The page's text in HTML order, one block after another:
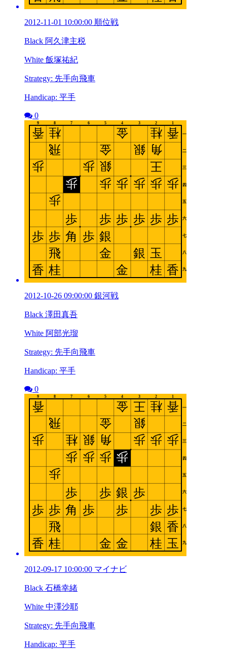
2012-11-01 10:00:00 順位戦
Black 阿久津主税
White 飯塚祐紀
Strategy: 先手向飛車
Handicap: 平手
0
2012-10-26 09:00:00 銀河戦
Black 澤田真吾
White 阿部光瑠
Strategy: 先手向飛車
Handicap: 平手
0
2012-09-17 10:00:00 マイナビ
Black 石橋幸緒
White 中澤沙耶
Strategy: 先手向飛車
Handicap: 平手